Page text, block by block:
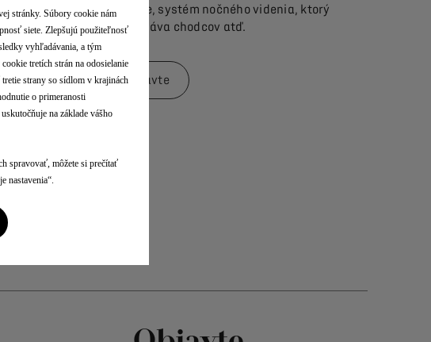
riadenie, systém nočného videnia, ktorý
rozpoznáva chodcov atď.
Objavte
stránky. Súbory cookie nám
siete. Zlepšujú použiteľnosť
vyhľadávania, a tým
tretích strán na odosielanie
strany so sídlom v krajinách
o primeranosti
na základe vášho
spravovať, môžete si prečítať
nastavenia“.